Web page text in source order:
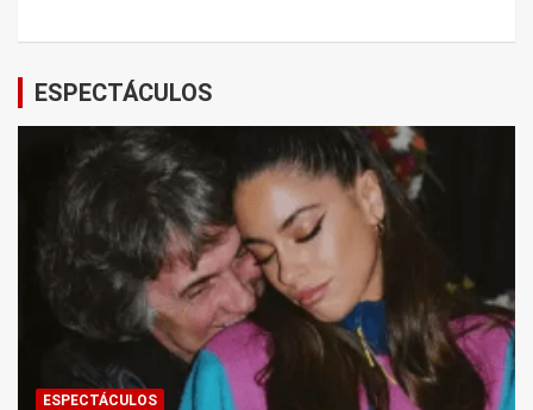
ESPECTÁCULOS
ESPECTÁCULOS